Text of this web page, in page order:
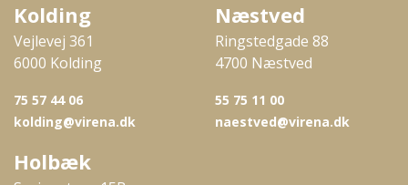
Kolding
Vejlevej 361
6000 Kolding
75 57 44 06
kolding@virena.dk
Næstved
Ringstedgade 88
4700 Næstved
55 75 11 00
naestved@virena.dk
Holbæk